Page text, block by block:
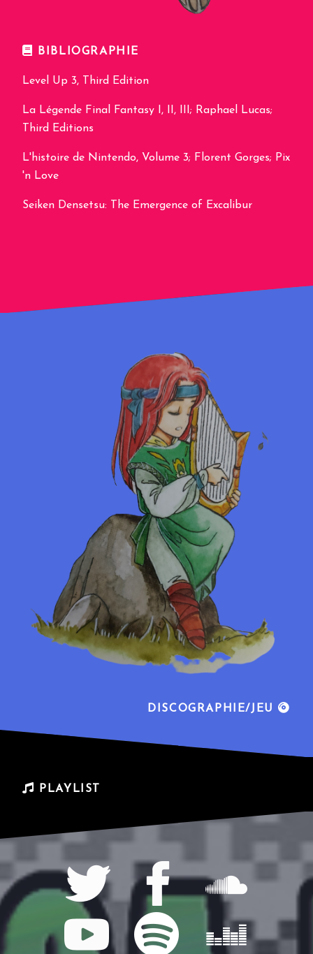
BIBLIOGRAPHIE
Level Up 3, Third Edition
La Légende Final Fantasy I, II, III; Raphael Lucas;
Third Editions
L'histoire de Nintendo, Volume 3; Florent Gorges; Pix
'n Love
Seiken Densetsu: The Emergence of Excalibur
DISCOGRAPHIE/JEU
PLAYLIST